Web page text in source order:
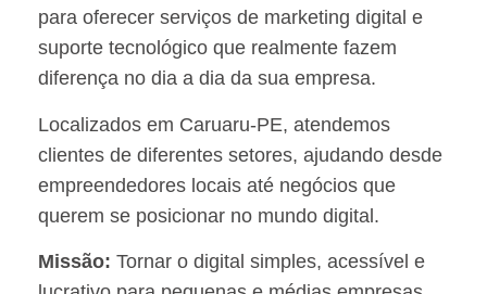
para oferecer serviços de marketing digital e
suporte tecnológico que realmente fazem
diferença no dia a dia da sua empresa.
Localizados em Caruaru-PE, atendemos
clientes de diferentes setores, ajudando desde
empreendedores locais até negócios que
querem se posicionar no mundo digital.
Missão: Tornar o digital simples, acessível e